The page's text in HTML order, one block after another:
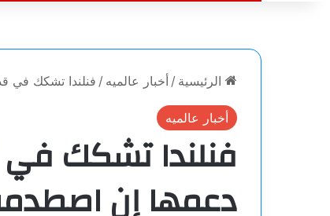
الرئيسية / أخبار عالميه / فنلندا تشكك في
أخبار عالميه
فنلندا تشكك في
دعمها إن